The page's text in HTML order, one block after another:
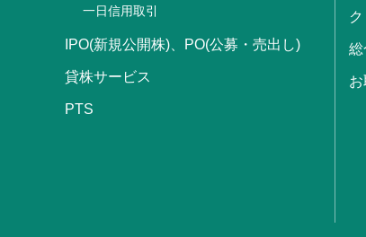
一日信用取引
IPO(新規公開株)、PO(公募・売出し)
貸株サービス
PTS
総